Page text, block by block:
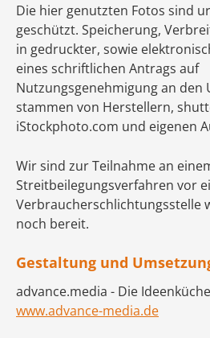
Die hier genutzten Fotos sind
geschützt. Speicherung,
in gedruckter, sowie
eines schriftlichen Antrags auf
Nutzungsgenehmigung an den
stammen von Herstellern,
iStockphoto.com und eigenen
Wir sind zur Teilnahme an
Streitbeilegungsverfahren vor
Verbraucherschlichtungsstelle
noch bereit.
Gestaltung und
advance.media - Die
www.advance-media.de